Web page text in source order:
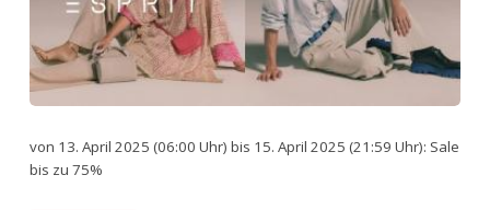
von 13. April 2025 (06:00 Uhr) bis 15. April 2025 (21:59 Uhr): Sale
bis zu 75%